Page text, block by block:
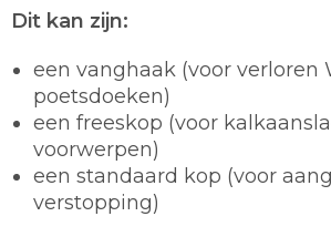
Dit kan zijn:
een vanghaak (voor verloren
poetsdoeken)
een freeskop (voor
voorwerpen)
een standaard kop (voor
verstopping)